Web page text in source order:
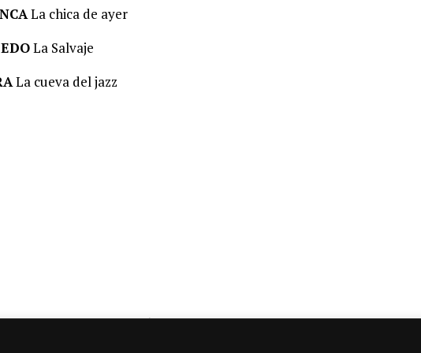
La chica de ayer
La Salvaje
La cueva del jazz
Entrada siguiente